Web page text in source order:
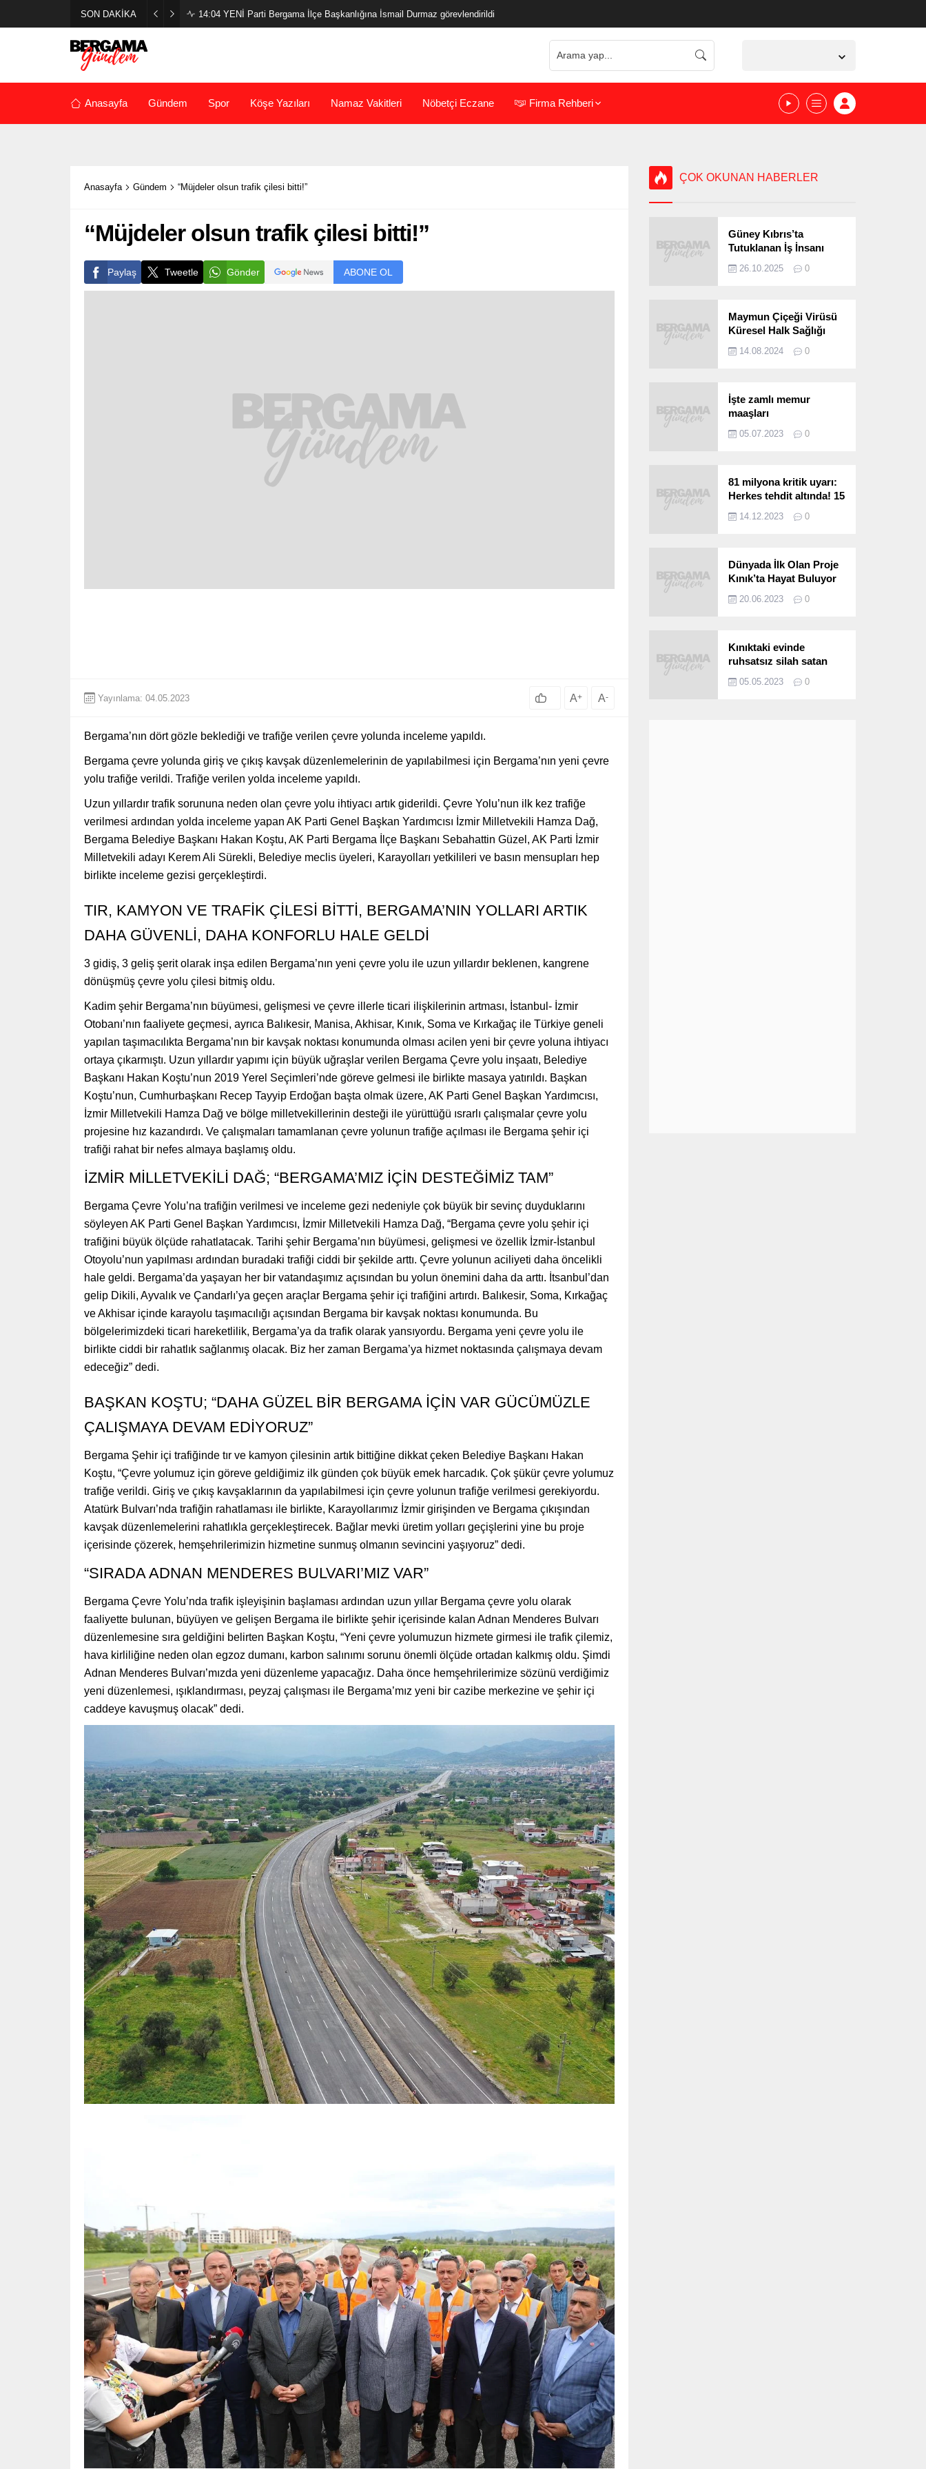
SON DAKİKA 14:04 YENİ Parti Bergama İlçe Başkanlığına İsmail Durmaz görevlendirildi
Anasayfa Gündem Spor Köşe Yazıları Namaz Vakitleri Nöbetçi Eczane Firma Rehberi
Anasayfa Gündem “Müjdeler olsun trafik çilesi bitti!”
“Müjdeler olsun trafik çilesi bitti!”
Paylaş Tweetle Gönder ABONE OL
Yayınlama: 04.05.2023 A+ A-
Bergama’nın dört gözle beklediği ve trafiğe verilen çevre yolunda inceleme yapıldı.
Bergama çevre yolunda giriş ve çıkış kavşak düzenlemelerinin de yapılabilmesi için Bergama’nın yeni çevre
yolu trafiğe verildi. Trafiğe verilen yolda inceleme yapıldı.
Uzun yıllardır trafik sorununa neden olan çevre yolu ihtiyacı artık giderildi. Çevre Yolu’nun ilk kez trafiğe
verilmesi ardından yolda inceleme yapan AK Parti Genel Başkan Yardımcısı İzmir Milletvekili Hamza Dağ,
Bergama Belediye Başkanı Hakan Koştu, AK Parti Bergama İlçe Başkanı Sebahattin Güzel, AK Parti İzmir
Milletvekili adayı Kerem Ali Sürekli, Belediye meclis üyeleri, Karayolları yetkilileri ve basın mensupları hep
birlikte inceleme gezisi gerçekleştirdi.
TIR, KAMYON VE TRAFİK ÇİLESİ BİTTİ, BERGAMA’NIN YOLLARI ARTIK
DAHA GÜVENLİ, DAHA KONFORLU HALE GELDİ
3 gidiş, 3 geliş şerit olarak inşa edilen Bergama’nın yeni çevre yolu ile uzun yıllardır beklenen, kangrene
dönüşmüş çevre yolu çilesi bitmiş oldu.
Kadim şehir Bergama’nın büyümesi, gelişmesi ve çevre illerle ticari ilişkilerinin artması, İstanbul- İzmir
Otobanı’nın faaliyete geçmesi, ayrıca Balıkesir, Manisa, Akhisar, Kınık, Soma ve Kırkağaç ile Türkiye geneli
yapılan taşımacılıkta Bergama’nın bir kavşak noktası konumunda olması acilen yeni bir çevre yoluna ihtiyacı
ortaya çıkarmıştı. Uzun yıllardır yapımı için büyük uğraşlar verilen Bergama Çevre yolu inşaatı, Belediye
Başkanı Hakan Koştu’nun 2019 Yerel Seçimleri’nde göreve gelmesi ile birlikte masaya yatırıldı. Başkan
Koştu’nun, Cumhurbaşkanı Recep Tayyip Erdoğan başta olmak üzere, AK Parti Genel Başkan Yardımcısı,
İzmir Milletvekili Hamza Dağ ve bölge milletvekillerinin desteği ile yürüttüğü ısrarlı çalışmalar çevre yolu
projesine hız kazandırdı. Ve çalışmaları tamamlanan çevre yolunun trafiğe açılması ile Bergama şehir içi
trafiği rahat bir nefes almaya başlamış oldu.
İZMİR MİLLETVEKİLİ DAĞ; “BERGAMA’MIZ İÇİN DESTEĞİMİZ TAM”
Bergama Çevre Yolu’na trafiğin verilmesi ve inceleme gezi nedeniyle çok büyük bir sevinç duyduklarını
söyleyen AK Parti Genel Başkan Yardımcısı, İzmir Milletvekili Hamza Dağ, “Bergama çevre yolu şehir içi
trafiğini büyük ölçüde rahatlatacak. Tarihi şehir Bergama’nın büyümesi, gelişmesi ve özellik İzmir-İstanbul
Otoyolu’nun yapılması ardından buradaki trafiği ciddi bir şekilde arttı. Çevre yolunun aciliyeti daha öncelikli
hale geldi. Bergama’da yaşayan her bir vatandaşımız açısından bu yolun önemini daha da arttı. İtsanbul’dan
gelip Dikili, Ayvalık ve Çandarlı’ya geçen araçlar Bergama şehir içi trafiğini artırdı. Balıkesir, Soma, Kırkağaç
ve Akhisar içinde karayolu taşımacılığı açısından Bergama bir kavşak noktası konumunda. Bu
bölgelerimizdeki ticari hareketlilik, Bergama’ya da trafik olarak yansıyordu. Bergama yeni çevre yolu ile
birlikte ciddi bir rahatlık sağlanmış olacak. Biz her zaman Bergama’ya hizmet noktasında çalışmaya devam
edeceğiz” dedi.
BAŞKAN KOŞTU; “DAHA GÜZEL BİR BERGAMA İÇİN VAR GÜCÜMÜZLE
ÇALIŞMAYA DEVAM EDİYORUZ”
Bergama Şehir içi trafiğinde tır ve kamyon çilesinin artık bittiğine dikkat çeken Belediye Başkanı Hakan
Koştu, “Çevre yolumuz için göreve geldiğimiz ilk günden çok büyük emek harcadık. Çok şükür çevre yolumuz
trafiğe verildi. Giriş ve çıkış kavşaklarının da yapılabilmesi için çevre yolunun trafiğe verilmesi gerekiyordu.
Atatürk Bulvarı’nda trafiğin rahatlaması ile birlikte, Karayollarımız İzmir girişinden ve Bergama çıkışından
kavşak düzenlemelerini rahatlıkla gerçekleştirecek. Bağlar mevki üretim yolları geçişlerini yine bu proje
içerisinde çözerek, hemşehrilerimizin hizmetine sunmuş olmanın sevincini yaşıyoruz” dedi.
“SIRADA ADNAN MENDERES BULVARI’MIZ VAR”
Bergama Çevre Yolu’nda trafik işleyişinin başlaması ardından uzun yıllar Bergama çevre yolu olarak
faaliyette bulunan, büyüyen ve gelişen Bergama ile birlikte şehir içerisinde kalan Adnan Menderes Bulvarı
düzenlemesine sıra geldiğini belirten Başkan Koştu, “Yeni çevre yolumuzun hizmete girmesi ile trafik çilemiz,
hava kirliliğine neden olan egzoz dumanı, karbon salınımı sorunu önemli ölçüde ortadan kalkmış oldu. Şimdi
Adnan Menderes Bulvarı’mızda yeni düzenleme yapacağız. Daha önce hemşehrilerimize sözünü verdiğimiz
yeni düzenlemesi, ışıklandırması, peyzaj çalışması ile Bergama’mız yeni bir cazibe merkezine ve şehir içi
caddeye kavuşmuş olacak” dedi.
ÇOK OKUNAN HABERLER
Güney Kıbrıs’ta
Tutuklanan İş İnsanı
26.10.2025 0
Maymun Çiçeği Virüsü
Küresel Halk Sağlığı
Edildi
14.08.2024 0
İşte zamlı memur
maaşları
05.07.2023 0
81 milyona kritik uyarı:
Herkes tehdit altında! 15
kat hızlı yayılıyor…
14.12.2023 0
Dünyada İlk Olan Proje
Kınık’ta Hayat Buluyor
20.06.2023 0
Kınıktaki evinde
ruhsatsız silah satan
05.05.2023 0